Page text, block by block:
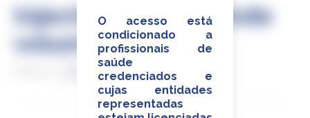
Injectáveis de grande
volume
O acesso está
condicionado a
profissionais de
saúde
credenciados e
cujas entidades
representadas